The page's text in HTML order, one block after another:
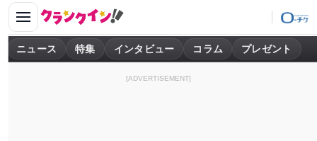
ニュース 特集 インタビュー コラム プレゼント
[ADVERTISEMENT]